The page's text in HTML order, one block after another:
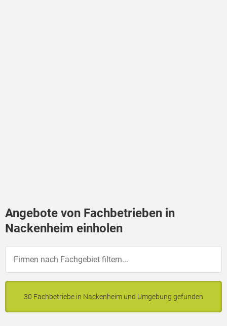
Angebote von Fachbetrieben in
Nackenheim einholen
30 Fachbetriebe in Nackenheim und Umgebung gefunden